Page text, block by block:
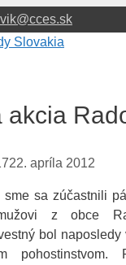
akcia
22. apríla 2012
sme sa zúčastnili
z obce
bol naposledy
pohostinstvom.